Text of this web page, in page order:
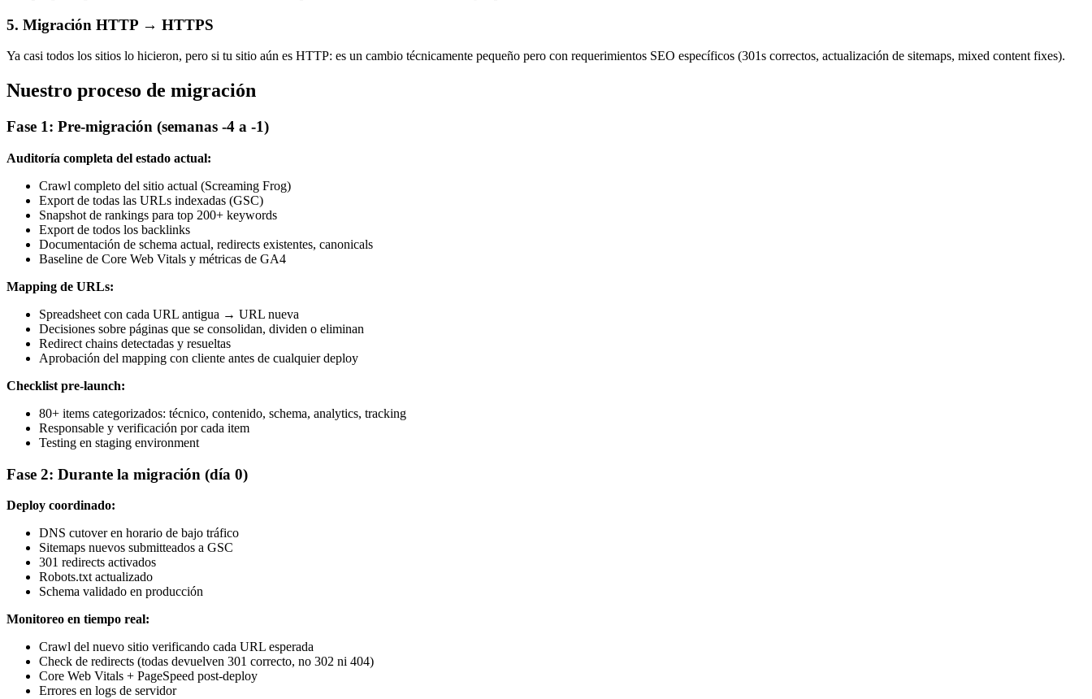
5. Migración HTTP → HTTPS
Ya casi todos los sitios lo hicieron, pero si tu sitio aún es HTTP: es un cambio técnicamente pequeño pero con requerimientos SEO específicos (301s correctos, actualización de sitemaps, mixed content fixes).
Nuestro proceso de migración
Fase 1: Pre-migración (semanas -4 a -1)
Auditoría completa del estado actual:
Crawl completo del sitio actual (Screaming Frog)
Export de todas las URLs indexadas (GSC)
Snapshot de rankings para top 200+ keywords
Export de todos los backlinks
Documentación de schema actual, redirects existentes, canonicals
Baseline de Core Web Vitals y métricas de GA4
Mapping de URLs:
Spreadsheet con cada URL antigua → URL nueva
Decisiones sobre páginas que se consolidan, dividen o eliminan
Redirect chains detectadas y resueltas
Aprobación del mapping con cliente antes de cualquier deploy
Checklist pre-launch:
80+ items categorizados: técnico, contenido, schema, analytics, tracking
Responsable y verificación por cada item
Testing en staging environment
Fase 2: Durante la migración (día 0)
Deploy coordinado:
DNS cutover en horario de bajo tráfico
Sitemaps nuevos submitteados a GSC
301 redirects activados
Robots.txt actualizado
Schema validado en producción
Monitoreo en tiempo real:
Crawl del nuevo sitio verificando cada URL esperada
Check de redirects (todas devuelven 301 correcto, no 302 ni 404)
Core Web Vitals + PageSpeed post-deploy
Errores en logs de servidor